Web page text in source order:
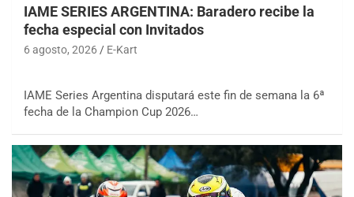
IAME SERIES ARGENTINA: Baradero recibe la
fecha especial con Invitados
6 agosto, 2026 E-Kart
IAME Series Argentina disputará este fin de semana la 6ª
fecha de la Champion Cup 2026…